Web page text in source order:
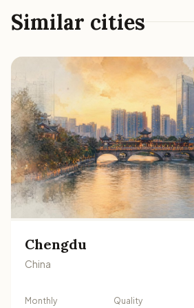
Similar cities
Chengdu
China
Monthly
Quality